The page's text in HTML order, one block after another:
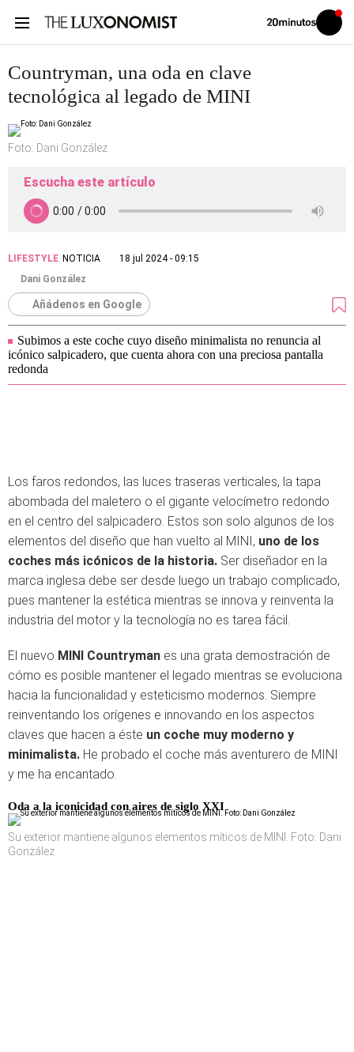
Volver
Iniciar
sesión
Countryman, una oda en clave
tecnológica al legado de MINI
Foto: Dani González
Escucha este artículo
LIFESTYLE NOTICIA
18 jul 2024 - 09:15
Dani González
Añádenos en Google
Subimos a este coche cuyo diseño minimalista no renuncia al
icónico salpicadero, que cuenta ahora con una preciosa pantalla
redonda
Los faros redondos, las luces traseras verticales, la tapa
abombada del maletero o el gigante velocímetro redondo
en el centro del salpicadero. Estos son solo algunos de los
elementos del diseño que han vuelto al MINI, uno de los
coches más icónicos de la historia. Ser diseñador en la
marca inglesa debe ser desde luego un trabajo complicado,
pues mantener la estética mientras se innova y reinventa la
industria del motor y la tecnología no es tarea fácil.
El nuevo MINI Countryman es una grata demostración de
cómo es posible mantener el legado mientras se evoluciona
hacia la funcionalidad y esteticismo modernos. Siempre
reinventando los orígenes e innovando en los aspectos
claves que hacen a éste un coche muy moderno y
minimalista. He probado el coche más aventurero de MINI
y me ha encantado.
Oda a la iconicidad con aires de siglo XXI
Su exterior mantiene algunos elementos míticos de MINI. Foto: Dani
González